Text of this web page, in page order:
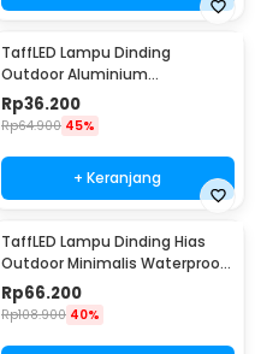
TaffLED Lampu Dinding
Outdoor Aluminium
Waterproof LED 3W Warm
White - WD079
Rp36.200
Rp64.900 45%
+ Keranjang
TaffLED Lampu Dinding Hias
Outdoor Minimalis Waterproof
Warm White 6W - NR-10
Rp66.200
Rp108.900 40%